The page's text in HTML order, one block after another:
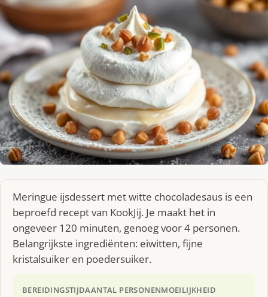
Meringue ijsdessert met witte chocoladesaus is een
beproefd recept van KookJij. Je maakt het in
ongeveer 120 minuten, genoeg voor 4 personen.
Belangrijkste ingrediënten: eiwitten, fijne
kristalsuiker en poedersuiker.
BEREIDINGSTIJDAANTAL PERSONENMOEILIJKHEID